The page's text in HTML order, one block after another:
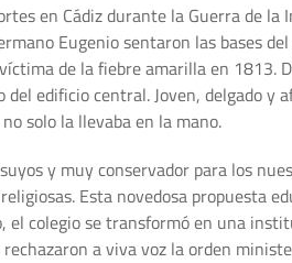
en Cádiz durante la Guerra de la
Eugenio sentaron las bases
de la fiebre amarilla en 1813.
edificio central. Joven, delgado y
solo la llevaba en la mano.
y muy conservador para los
Esta novedosa propuesta
el colegio se transformó en una
a viva voz la orden